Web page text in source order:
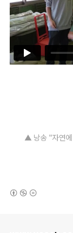
▲ 낭송 "자연에